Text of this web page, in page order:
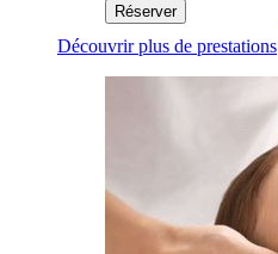
Réserver
Découvrir plus de prestations